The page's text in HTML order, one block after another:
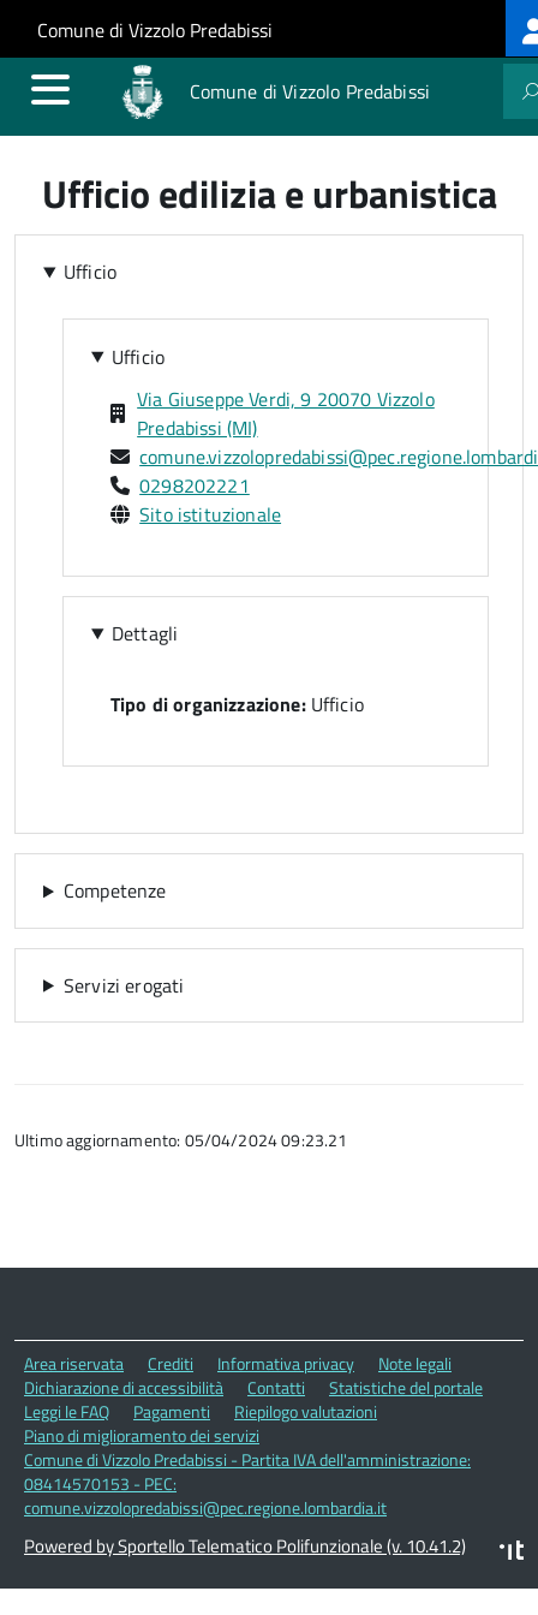
Salta al contenuto principale
Skip to site navigation
Comune di Vizzolo Predabissi
Comune di Vizzolo Predabissi
Ufficio edilizia e urbanistica
Ufficio
Ufficio
Via Giuseppe Verdi, 9 20070 Vizzolo
Predabissi (MI)
0298202221
Sito istituzionale
Dettagli
Tipo di organizzazione:Ufficio
Competenze
Servizi erogati
Ultimo aggiornamento: 05/04/2024 09:23.21
Area riservata Crediti Informativa privacy
Note legali
Dichiarazione di accessibilità
Contatti
Statistiche del portale
Leggi le FAQ
Pagamenti
Riepilogo valutazioni
Piano di miglioramento dei servizi
Comune di Vizzolo Predabissi - Partita IVA dell'amministrazione:
08414570153 - PEC:
comune.vizzolopredabissi@pec.regione.lombardia.it
Powered by Sportello Telematico Polifunzionale (v. 10.41.2)